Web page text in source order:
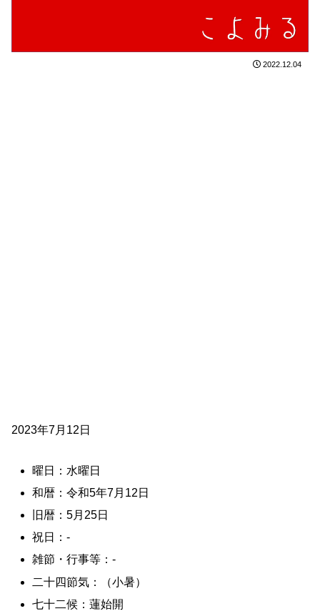
2022.12.04
2023年7月12日
曜日：水曜日
和暦：令和5年7月12日
旧暦：5月25日
祝日：-
雑節・行事等：-
二十四節気：（小暑）
七十二候：蓮始開